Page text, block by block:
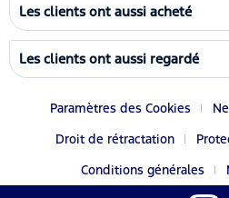
Les clients ont aussi acheté
Les clients ont aussi regardé
Paramètres des Cookies
Droit de rétractation
Conditions générales